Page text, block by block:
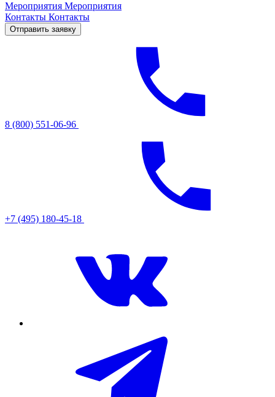
Мероприятия Мероприятия
Контакты Контакты
Отправить заявку
8 (800) 551-06-96
+7 (495) 180-45-18